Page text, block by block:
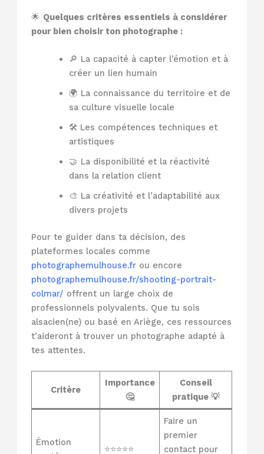
🌟 Quelques critères essentiels à considérer
pour bien choisir ton photographe :
🔎 La capacité à capter l’émotion et à
créer un lien humain
🌍 La connaissance du territoire et de
sa culture visuelle locale
🛠️ Les compétences techniques et
artistiques
🤝 La disponibilité et la réactivité
dans la relation client
🎨 La créativité et l’adaptabilité aux
divers projets
Pour te guider dans ta décision, des
plateformes locales comme
photographemulhouse.fr ou encore
photographemulhouse.fr/shooting-portrait-
colmar/ offrent un large choix de
professionnels polyvalents. Que tu sois
alsacien(ne) ou basé en Ariège, ces ressources
t’aideront à trouver un photographe adapté à
tes attentes.
Critère
Importance
🤔
Conseil
pratique 💡
Émotion
⭐⭐⭐⭐⭐
Faire un
premier
contact pour